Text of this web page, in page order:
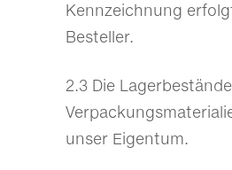
Kennzeichnung
Besteller.
2.3 Die
unser Eigentum.